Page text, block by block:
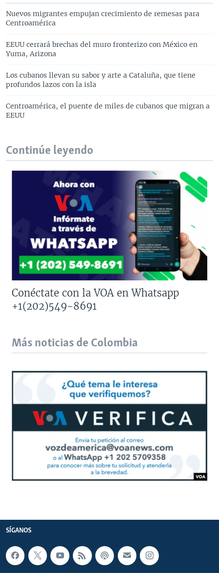
Nuevos migrantes empujan crecimiento de remesas para
Centroamérica
EEUU cerrará brechas del muro fronterizo con México en
Yuma, Arizona
Los cubanos llevan su sabor y arte a Cataluña, que tiene
profundos lazos con la isla
Centroamérica, el puente de miles de cubanos que migran a
EEUU
Continúe leyendo
Conéctate con la VOA en Whatsapp
+1(202)549-8691
Más noticias de Colombia
SÍGANOS